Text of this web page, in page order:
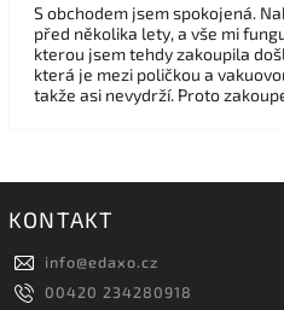
S obchodem jsem spokojená.
před několika lety, a vše mi
kterou jsem tehdy zakoupila
která je mezi poličkou a
takže asi nevydrží. Proto
KONTAKT
info@edaxo.cz
00420 234280918